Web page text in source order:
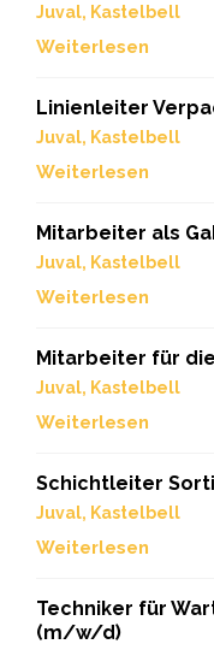
Juval, Kastelbell
Weiterlesen
Linienleiter
Juval, Kastelbell
Weiterlesen
Mitarbeiter als
Juval, Kastelbell
Weiterlesen
Mitarbeiter für
Juval, Kastelbell
Weiterlesen
Schichtleiter
Juval, Kastelbell
Weiterlesen
Techniker für
(m/w/d)